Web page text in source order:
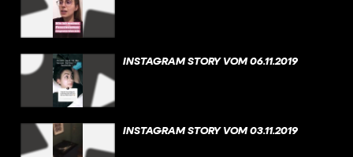
INSTAGRAM STORY VOM 06.11.2019
INSTAGRAM STORY VOM 03.11.2019